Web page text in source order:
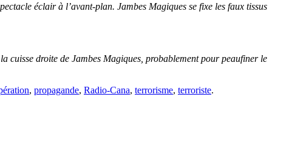
éclair à l’avant-plan. Jambes Magiques se fixe les faux tissus
cuisse droite de Jambes Magiques, probablement pour peaufiner le
, propagande, Radio-Cana, terrorisme, terroriste.